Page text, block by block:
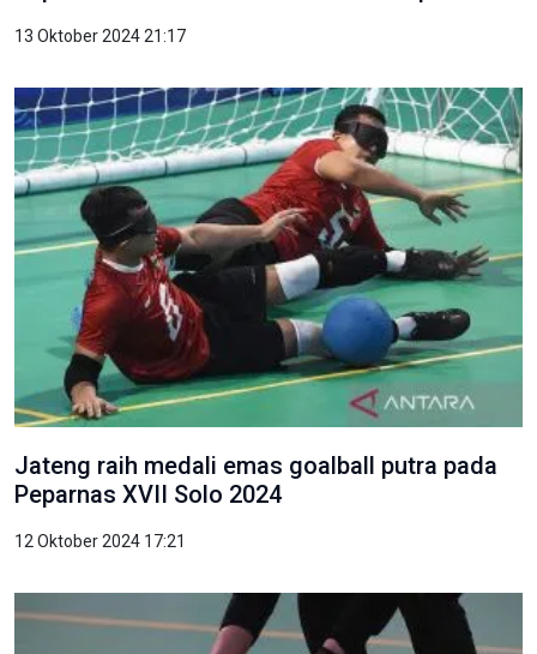
13 Oktober 2024 21:17
Jateng raih medali emas goalball putra pada
Peparnas XVII Solo 2024
12 Oktober 2024 17:21